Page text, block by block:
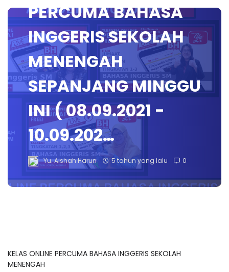
PERCUMA BAHASA
INGGERIS SEKOLAH
MENENGAH
SEPANJANG MINGGU
INI ( 08.09.2021 -
10.09.202…
Yu. Aishah Harun 5 tahun yang lalu 0
KELAS ONLINE PERCUMA BAHASA INGGERIS SEKOLAH
MENENGAH